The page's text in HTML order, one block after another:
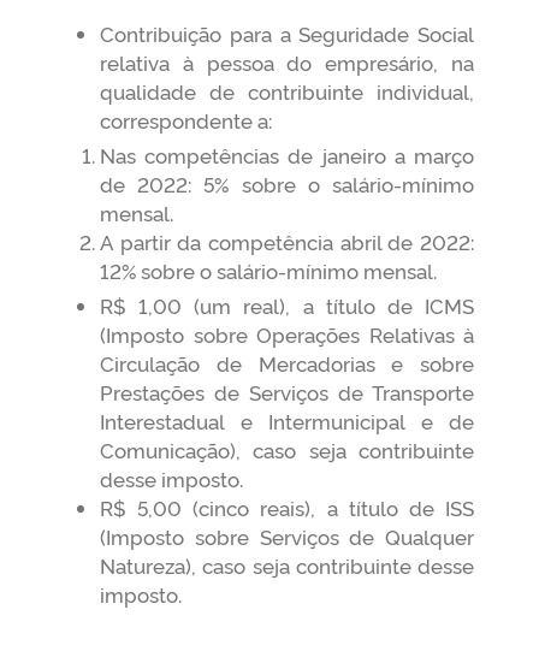
Contribuição para a Seguridade Social
relativa à pessoa do empresário, na
qualidade de contribuinte individual,
correspondente a:
Nas competências de janeiro a março
de 2022: 5% sobre o salário-mínimo
mensal.
A partir da competência abril de 2022:
12% sobre o salário-mínimo mensal.
R$ 1,00 (um real), a título de ICMS
(Imposto sobre Operações Relativas à
Circulação de Mercadorias e sobre
Prestações de Serviços de Transporte
Interestadual e Intermunicipal e de
Comunicação), caso seja contribuinte
desse imposto.
R$ 5,00 (cinco reais), a título de ISS
(Imposto sobre Serviços de Qualquer
Natureza), caso seja contribuinte desse
imposto.